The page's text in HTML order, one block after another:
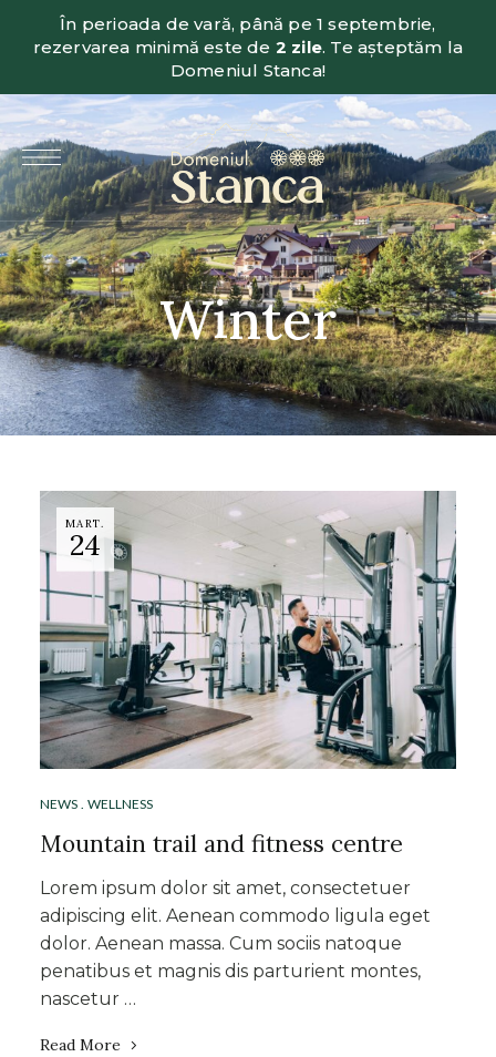
În perioada de vară, până pe 1 septembrie,
rezervarea minimă este de 2 zile. Te așteptăm la
Domeniul Stanca!
Winter
MART.
24
NEWS WELLNESS
Mountain trail and fitness centre
Lorem ipsum dolor sit amet, consectetuer
adipiscing elit. Aenean commodo ligula eget
dolor. Aenean massa. Cum sociis natoque
penatibus et magnis dis parturient montes,
nascetur …
Read More